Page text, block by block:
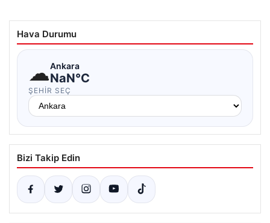
Hava Durumu
☁Ankara
NaN°C
ŞEHIR SEÇ
Bizi Takip Edin